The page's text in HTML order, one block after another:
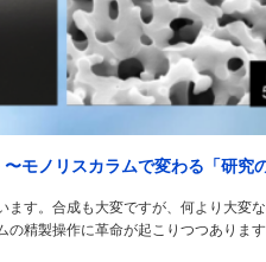
モノリスカラムで変わる「研究
ます。合成も大変ですが、何より大変
の精製操作に革命が起こりつつありま